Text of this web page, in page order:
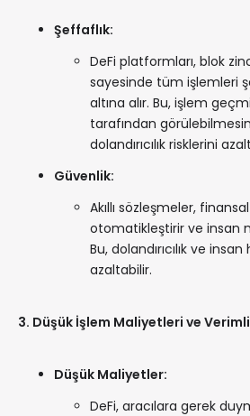
Şeffaflık:
DeFi platformları, blok
sayesinde tüm işlemleri
altına alır. Bu, işlem
tarafından
dolandırıcılık risklerini
Güvenlik:
Akıllı sözleşmeler,
otomatikleştirir ve insan
Bu, dolandırıcılık ve
azaltabilir.
3. Düşük İşlem Maliyetleri ve
Düşük Maliyetler:
DeFi, aracılara gerek